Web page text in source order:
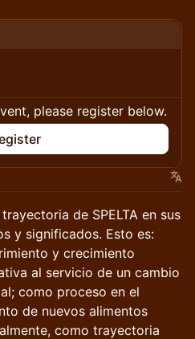
please register below.
de SPELTA en sus
y significados. Esto es:
y crecimiento
al servicio de un cambio
como proceso en el
de nuevos alimentos
como trayectoria